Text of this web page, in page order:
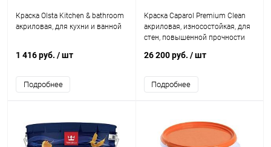
Краска Olsta Kitchen & bathroom
акриловая, для кухни и ванной
1 416 руб. / шт
Подробнее
Краска Caparol Premium Clean
акриловая, износостойкая, для
стен, повышенной прочности
26 200 руб. / шт
Подробнее